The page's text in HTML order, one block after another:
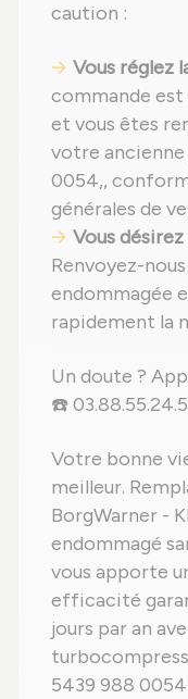
caution :
Vous réglez
commande
et vous êtes
votre
0054,,
générales de
Vous
Renvoyez-
endommagée
rapidement la
Un doute ?
☎️
Votre bonne
meilleur.
BorgWarner -
endommagé
vous apporte
efficacité
jours par an
5439 988